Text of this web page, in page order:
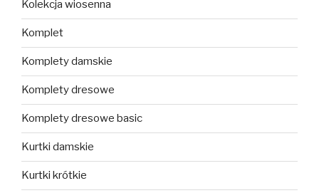
Kolekcja wiosenna
Komplet
Komplety damskie
Komplety dresowe
Komplety dresowe basic
Kurtki damskie
Kurtki krótkie